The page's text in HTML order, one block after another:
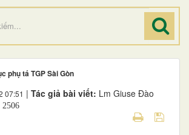
phụ tá TGP Sài Gòn
07:51 | Tác giả bài viết: Lm Giuse Đào